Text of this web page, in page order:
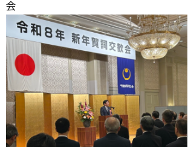
会